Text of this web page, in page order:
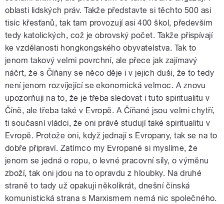
oblasti lidských práv. Takže představte si těchto 500 asi
tisíc křesťanů, tak tam provozují asi 400 škol, především
tedy katolických, což je obrovský počet. Takže přispívají
ke vzdělanosti hongkongského obyvatelstva. Tak to
jenom takový velmi povrchní, ale přece jak zajímavý
náčrt, že s Číňany se něco děje i v jejich duši, že to tedy
není jenom rozvíjející se ekonomická velmoc. A znovu
upozorňuji na to, že je třeba sledovat i tuto spiritualitu v
Číně, ale třeba také v Evropě. A Číňané jsou velmi chytří,
ti současní vládci, že oni právě studují také spiritualitu v
Evropě. Protože oni, když jednají s Evropany, tak se na to
dobře připraví. Zatímco my Evropané si myslíme, že
jenom se jedná o ropu, o levné pracovní síly, o výměnu
zboží, tak oni jdou na to opravdu z hloubky. Na druhé
straně to tady už opakuji několikrát, dnešní čínská
komunistická strana s Marxismem nemá nic společného.